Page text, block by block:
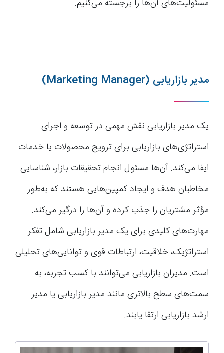
مسئولیت‌های آن‌ها را برجسته می‌کنیم.
مدیر بازاریابی (Marketing Manager)
یک مدیر بازاریابی نقش مهمی در توسعه و اجرای
استراتژی‌های بازاریابی برای ترویج محصولات یا خدمات
ایفا می‌کند. آن‌ها مسئول انجام تحقیقات بازار، شناسایی
مخاطبان هدف و ایجاد کمپین‌هایی هستند که به‌طور
مؤثر مشتریان را جذب کرده و آن‌ها را درگیر می‌کند.
مهارت‌های کلیدی برای یک مدیر بازاریابی شامل تفکر
استراتژیک، خلاقیت، ارتباطات قوی و توانایی‌های تحلیلی
است. مدیران بازاریابی می‌توانند با کسب تجربه، به
سمت‌های سطح بالاتری مانند مدیر بازاریابی یا مدیر
ارشد بازاریابی ارتقا یابند.